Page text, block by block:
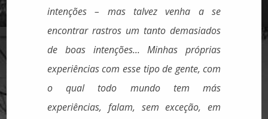
intenções – mas talvez venha a se
encontrar rastros um tanto demasiados
de boas intenções... Minhas próprias
experiências com esse tipo de gente, com
o qual todo mundo tem más
experiências, falam, sem exceção, em